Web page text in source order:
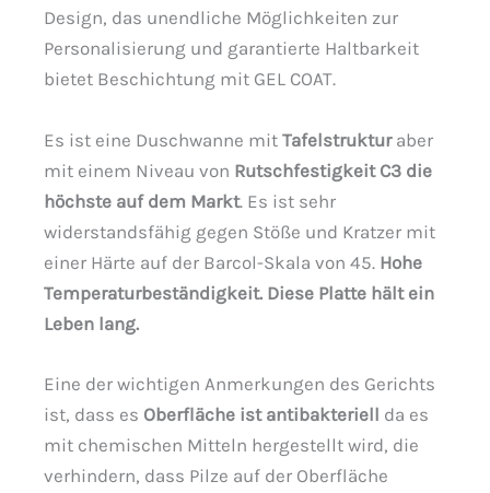
Design, das unendliche Möglichkeiten zur
Personalisierung und garantierte Haltbarkeit
bietet Beschichtung mit GEL COAT.
Es ist eine Duschwanne mit Tafelstrukturaber
mit einem Niveau von Rutschfestigkeit C3 die
höchste auf dem Markt. Es ist sehr
widerstandsfähig gegen Stöße und Kratzer mit
einer Härte auf der Barcol-Skala von 45. Hohe
Temperaturbeständigkeit. Diese Platte hält ein
Leben lang.
Eine der wichtigen Anmerkungen des Gerichts
ist, dass es Oberfläche ist antibakteriell da es
mit chemischen Mitteln hergestellt wird, die
verhindern, dass Pilze auf der Oberfläche